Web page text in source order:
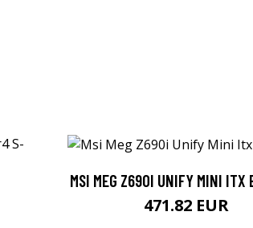
MSI MEG Z690I UNIFY MINI ITX
471.82 EUR